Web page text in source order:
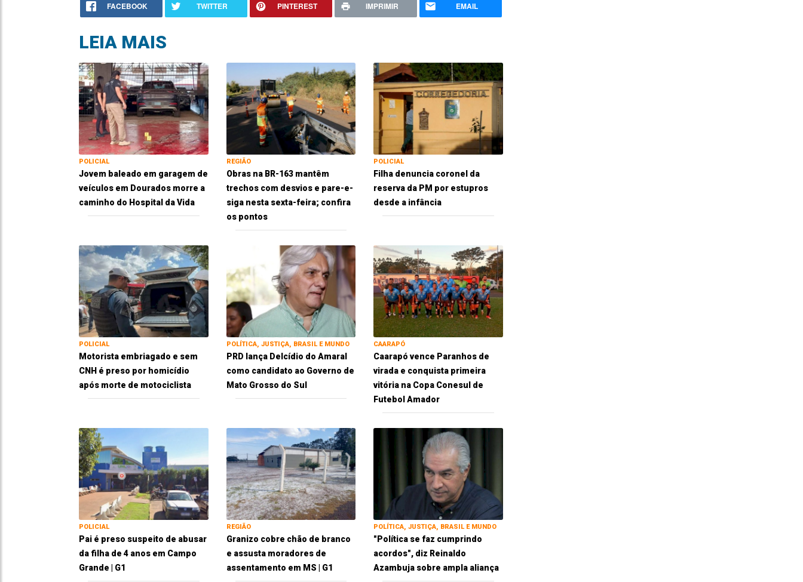
FACEBOOK TWITTER PINTEREST IMPRIMIR EMAIL
LEIA MAIS
POLICIAL
Jovem baleado em garagem de
veículos em Dourados morre a
caminho do Hospital da Vida
REGIÃO
Obras na BR-163 mantêm
trechos com desvios e pare-e-
siga nesta sexta-feira; confira
os pontos
POLICIAL
Filha denuncia coronel da
reserva da PM por estupros
desde a infância
POLICIAL
Motorista embriagado e sem
CNH é preso por homicídio
após morte de motociclista
POLÍTICA, JUSTIÇA, BRASIL E MUNDO
PRD lança Delcídio do Amaral
como candidato ao Governo de
Mato Grosso do Sul
CAARAPÓ
Caarapó vence Paranhos de
virada e conquista primeira
vitória na Copa Conesul de
Futebol Amador
POLICIAL
Pai é preso suspeito de abusar
da filha de 4 anos em Campo
Grande | G1
REGIÃO
Granizo cobre chão de branco
e assusta moradores de
assentamento em MS | G1
POLÍTICA, JUSTIÇA, BRASIL E MUNDO
"Política se faz cumprindo
acordos", diz Reinaldo
Azambuja sobre ampla aliança